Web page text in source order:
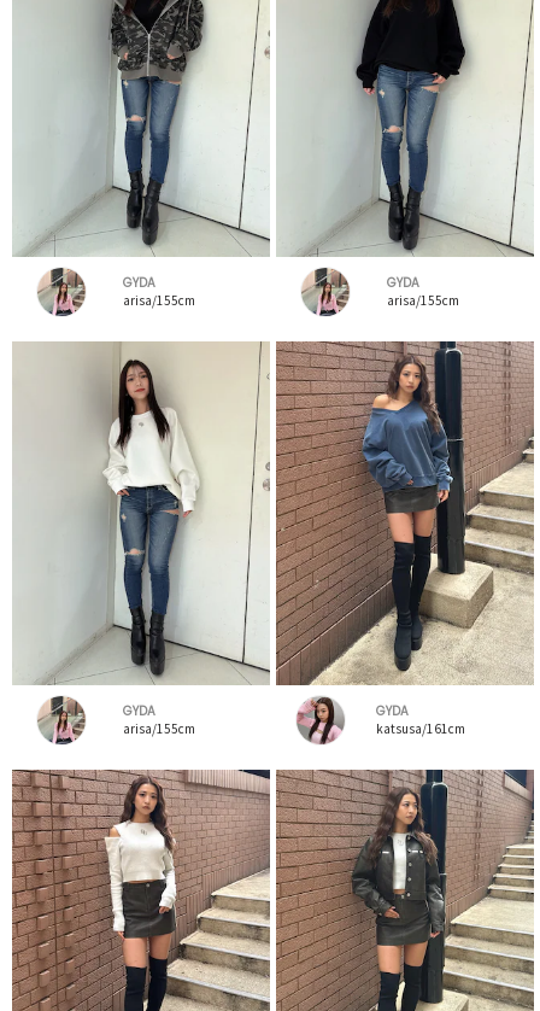
GYDA
arisa/155cm
GYDA
arisa/155cm
GYDA
arisa/155cm
GYDA
katsusa/161cm